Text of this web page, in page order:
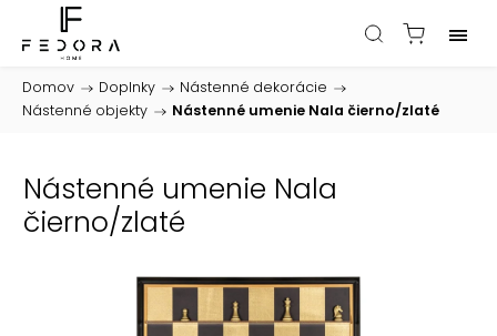
Domov / Doplnky / Nástenné dekorácie /
Nástenné objekty / Nástenné umenie Nala čierno/zlaté
Nástenné umenie Nala
čierno/zlaté